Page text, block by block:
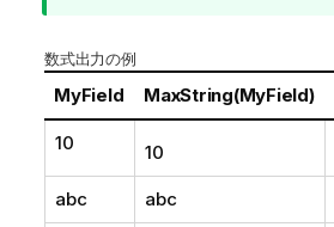
モ
数式出力の例
MyField MaxString(MyField)
10 10
abc abc